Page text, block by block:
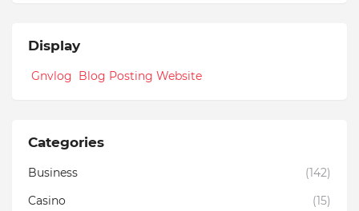
Display
Gnvlog Blog Posting Website
Categories
Business
(142)
Casino
(15)